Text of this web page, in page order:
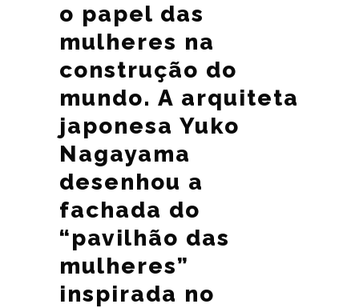
o papel das
mulheres na
construção do
mundo. A arquiteta
japonesa Yuko
Nagayama
desenhou a
fachada do
“pavilhão das
mulheres”
inspirada no